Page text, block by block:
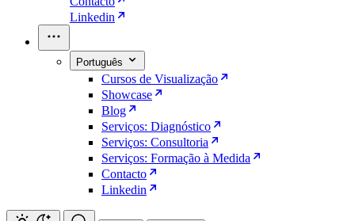
Linkedin
Português
Cursos de Visualização
Showcase
Blog
Serviços: Diagnóstico
Serviços: Consultoria
Serviços: Formação à Medida
Contacto
Linkedin